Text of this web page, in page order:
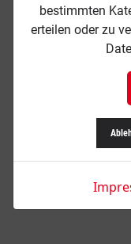
bestimmten
erteilen oder zu